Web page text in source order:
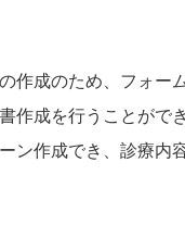
作成のため、フォー
作成を行うことができ
ン作成でき、診療内